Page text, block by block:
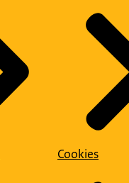
Cookies